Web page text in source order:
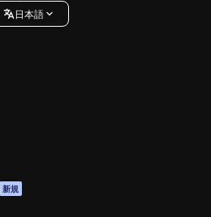
日本語
新規